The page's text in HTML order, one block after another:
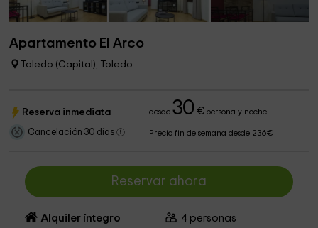
Apartamento El Arco
Toledo (Capital), Toledo
Reserva inmediata desde30 €persona y noche
Cancelación 30 días Precio fin de semana desde 236€
Reservar ahora
Alquiler íntegro 4 personas